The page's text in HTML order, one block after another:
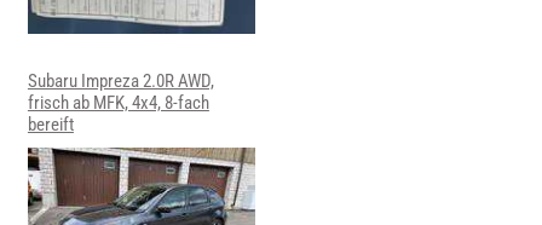
Subaru Impreza 2.0R AWD,
frisch ab MFK, 4x4, 8-fach
bereift